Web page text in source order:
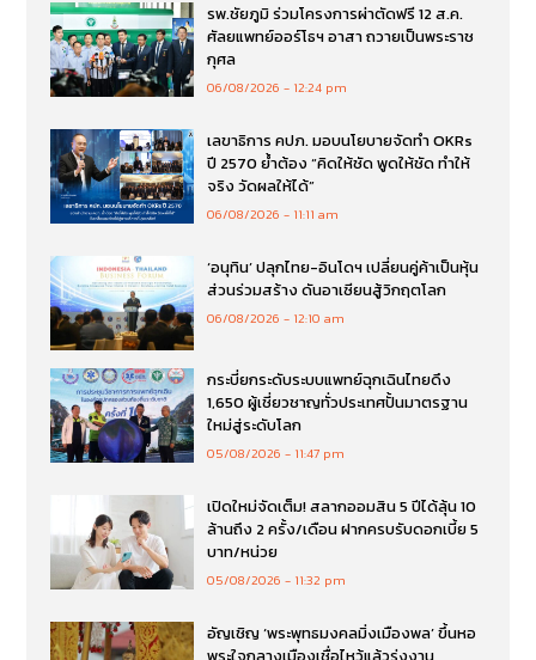
รพ.ชัยภูมิ ร่วมโครงการผ่าตัดฟรี 12 ส.ค.
ศัลยแพทย์ออร์โธฯ อาสา ถวายเป็นพระราช
กุศล
06/08/2026 12:24 pm
เลขาธิการ คปภ. มอบนโยบายจัดทำ OKRs
ปี 2570 ย้ำต้อง “คิดให้ชัด พูดให้ชัด ทำให้
จริง วัดผลให้ได้”
06/08/2026 11:11 am
‘อนุทิน’ ปลุกไทย-อินโดฯ เปลี่ยนคู่ค้าเป็นหุ้น
ส่วนร่วมสร้าง ดันอาเซียนสู้วิกฤตโลก
06/08/2026 12:10 am
กระบี่ยกระดับระบบแพทย์ฉุกเฉินไทยดึง
1,650 ผู้เชี่ยวชาญทั่วประเทศปั้นมาตรฐาน
ใหม่สู่ระดับโลก
05/08/2026 11:47 pm
เปิดใหม่จัดเต็ม! สลากออมสิน 5 ปีได้ลุ้น 10
ล้านถึง 2 ครั้ง/เดือน ฝากครบรับดอกเบี้ย 5
บาท/หน่วย
05/08/2026 11:32 pm
อัญเชิญ ‘พระพุทธมงคลมิ่งเมืองพล’ ขึ้นหอ
พระใจกลางเมืองเชื่อไหว้แล้วรุ่งงาน